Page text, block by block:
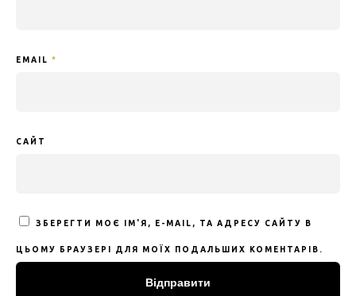
EMAIL *
САЙТ
ЗБЕРЕГТИ МОЄ ІМ'Я, E-MAIL, ТА АДРЕСУ САЙТУ В
ЦЬОМУ БРАУЗЕРІ ДЛЯ МОЇХ ПОДАЛЬШИХ КОМЕНТАРІВ.